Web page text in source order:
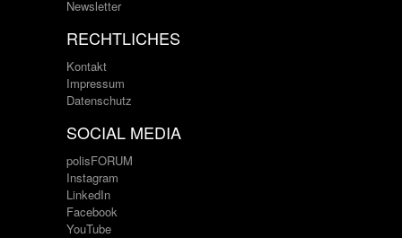
Newsletter
RECHTLICHES
Kontakt
Impressum
Datenschutz
SOCIAL MEDIA
polisFORUM
Instagram
LinkedIn
Facebook
YouTube